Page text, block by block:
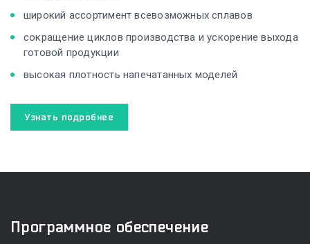
широкий ассортимент всевозможных сплавов
сокращение циклов производства и ускорение выхода
готовой продукции
высокая плотность напечатанных моделей
Узнать подробнее
Программное обеспечение